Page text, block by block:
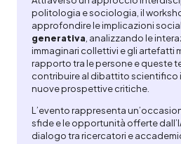
politologia e sociologia, il
approfondire le implicazioni
generativa, analizzando le
immaginari collettivi e gli artefatti
rapporto tra le persone e queste
contribuire al dibattito scientifico
nuove prospettive critiche.
L’evento rappresenta
sfide e le opportunità offerte
dialogo tra ricercatori e